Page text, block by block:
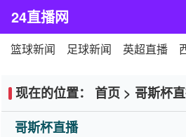
24直播网
篮球新闻 足球新闻 英超直播
现在的位置： 首页 > 哥斯杯
哥斯杯直播